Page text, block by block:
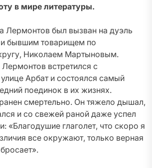
в мире литературы.
Лермонтов был вызван на дуэль
бывшим товарищем по
Николаем Мартыновым.
встретился с
Арбат и состоялся самый
поединок в их жизнях.
смертельно. Он тяжело дышал,
и со свежей раной даже успел
«Благодушие глаголет, что скоро я
все окружают, только верная